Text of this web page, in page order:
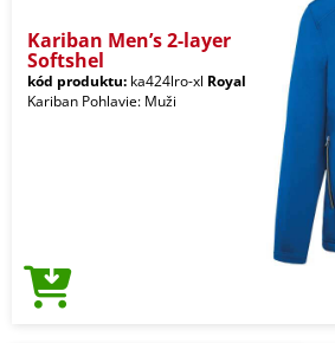
Kariban Men’s 2-layer
Softshel
kód produktu: ka424lro-xl Royal
Kariban Pohlavie: Muži